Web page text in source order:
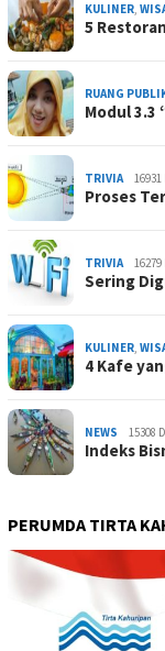
KULINER,
5
RUANG
Modul 3.3
TRIVIA
Proses
TRIVIA
Sering
KULINER,
4 Kafe
NEWS 15308
Indeks
PERUMDA TIRTA